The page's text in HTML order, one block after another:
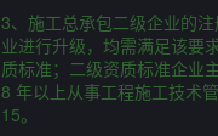
3、施工总承包二级企业的
业进行升级，均需满足该要
质标准；二级资质标准企业
8 年以上从事工程施工技术
15。